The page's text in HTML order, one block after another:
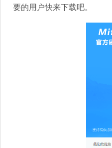
要的用户快来下载吧。